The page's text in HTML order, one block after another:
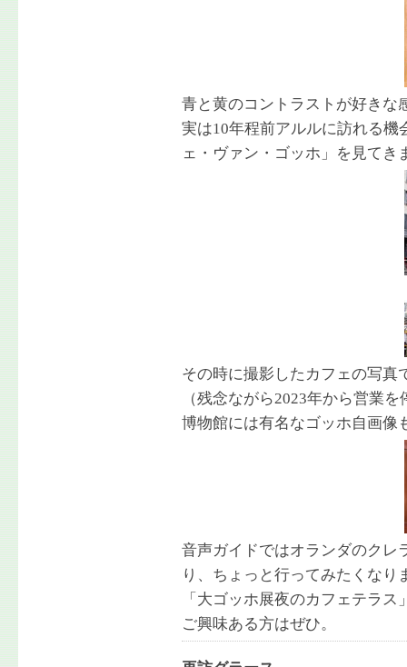
青と黄のコントラストが好きな
実は10年程前アルルに訪れる
ェ・ヴァン・ゴッホ」を見てき
その時に撮影したカフェの写真
（残念ながら2023年から営業
博物館には有名なゴッホ自画像
音声ガイドではオランダのクレ
り、ちょっと行ってみたくなり
「大ゴッホ展夜のカフェテラ
ご興味ある方はぜひ。